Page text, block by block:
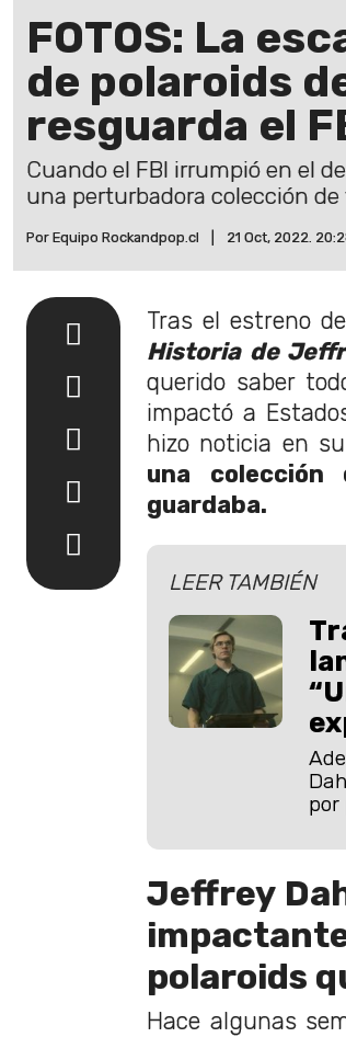
FOTOS: La
de polaroids
resguarda el
Cuando el FBI irrumpió en el
una perturbadora colección
Por Equipo Rockandpop.cl 21 Oct, 2022.
Tras el estreno
Historia de
querido saber
impactó a
hizo noticia en
una
guardaba.
LEER TAMBIÉN
por
Jeffrey
polaroids
Hace algunas